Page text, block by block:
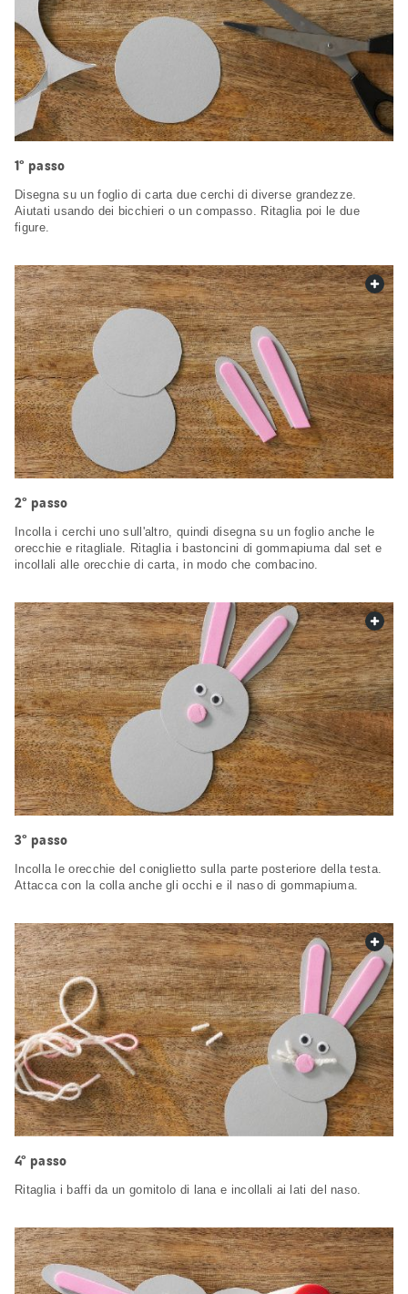
1° passo
Disegna su un foglio di carta due cerchi di diverse grandezze.
Aiutati usando dei bicchieri o un compasso. Ritaglia poi le due
figure.
2° passo
Incolla i cerchi uno sull'altro, quindi disegna su un foglio anche le
orecchie e ritagliale. Ritaglia i bastoncini di gommapiuma dal set e
incollali alle orecchie di carta, in modo che combacino.
3° passo
Incolla le orecchie del coniglietto sulla parte posteriore della testa.
Attacca con la colla anche gli occhi e il naso di gommapiuma.
4° passo
Ritaglia i baffi da un gomitolo di lana e incollali ai lati del naso.